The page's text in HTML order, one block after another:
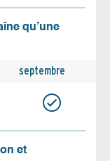
qu’une
septembre
et